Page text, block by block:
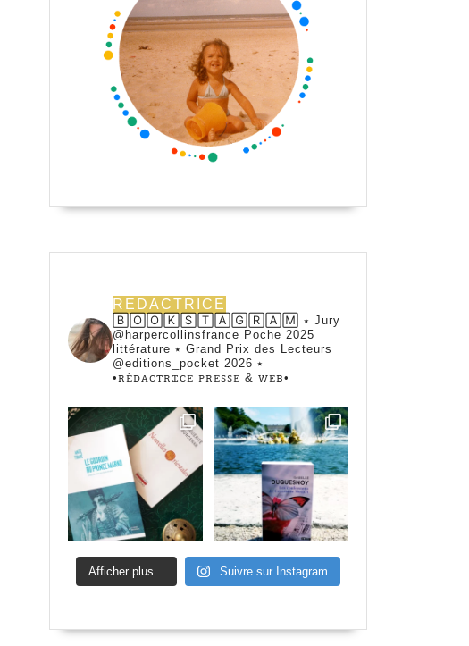
REDACTRICE
🄱🄾🄾🄺🅂🅃🄰🄶🅁🄰🄼 ⭑ Jury
@harpercollinsfrance Poche 2025
littérature ⭑ Grand Prix des Lecteurs
@editions_pocket 2026 ⭑
•ꭱꭼ́ꭰꭺꮯꭲꭱꮖꮯꭼ ꮲꭱꭼꮪꮪꭼ & ꮃꭼᏼ•
Afficher plus... Suivre sur Instagram